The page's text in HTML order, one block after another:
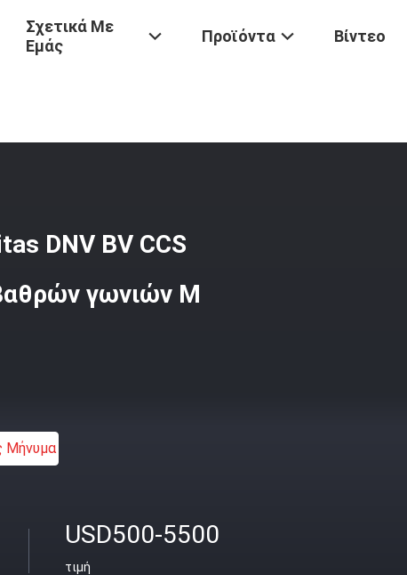
Σχετικά Με
Εμάς
Προϊόντα Βίντεο
Κυλίνδρων
DNV BV CCS
γωνιών Μ
Μήνυμα
USD500-5500
τιμή